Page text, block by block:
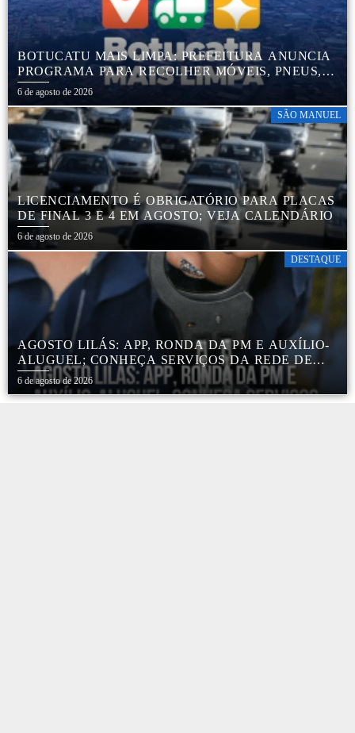
BOTUCATU MAIS LIMPA: PREFEITURA ANUNCIA
PROGRAMA PARA RECOLHER MÓVEIS, PNEUS,
COLCHÕES E OUTROS MATERIAIS SEM USO
6 de agosto de 2026
SÃO MANUEL
LICENCIAMENTO É OBRIGATÓRIO PARA PLACAS
DE FINAL 3 E 4 EM AGOSTO; VEJA CALENDÁRIO
6 de agosto de 2026
DESTAQUE
AGOSTO LILÁS: APP, RONDA DA PM E AUXÍLIO-
ALUGUEL; CONHEÇA SERVIÇOS DA REDE DE
PROTEÇÃO ÀS MULHERES NO ESTADO DE SP
6 de agosto de 2026